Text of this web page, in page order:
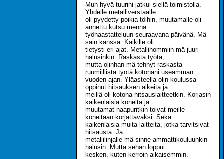
Mun hyvä tuurini jatkui siellä toimistolla.
Yhdelle metalliverstaalle
oli pyydetty poikia töihin, muutamalle oli
annettu kutsu mennä
työhaastatteluun seuraavana päivänä. Mä
sain kanssa. Kaikille oli
tietysti eri ajat. Metallihommiin mä juuri
halusinkin. Raskasta työtä,
mutta olinhan mä tehnyt raskasta
ruumiillista työtä kotonani useamman
vuoden ajan. Yläasteella olin koulussa
oppinut hitsauksen alkeita ja
meillä oli kotona hitsauslaitteetkin. Korjasin
kaikenlaisia koneita ja
muutamat naapuritkin toivat meille
koneitaan korjattavaksi. Sekä
kaikenlaisia muita laitteita, jotka tarvitsivat
hitsausta. Ja
metallilinjalle mä sinne ammattikouluunkin
halusin. Mutta sehän loppui
kesken, kuten kerroin aikaisemmin.